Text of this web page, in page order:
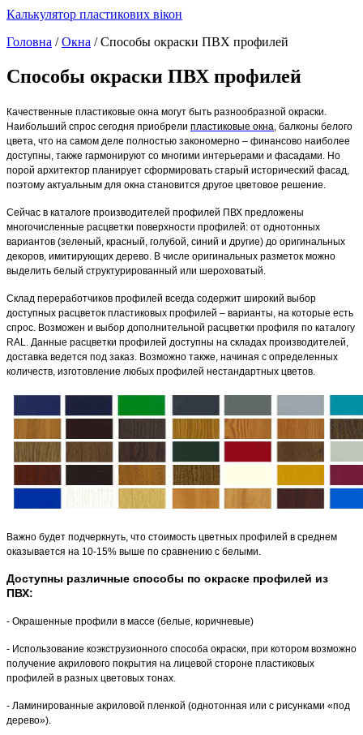
Калькулятор пластикових вікон
Головна /Окна /Способы окраски ПВХ профилей
Способы окраски ПВХ профилей
Качественные пластиковые окна могут быть разнообразной окраски.
Наибольший спрос сегодня приобрели пластиковые окна, балконы белого
цвета, что на самом деле полностью закономерно – финансово наиболее
доступны, также гармонируют со многими интерьерами и фасадами. Но
порой архитектор планирует сформировать старый исторический фасад,
поэтому актуальным для окна становится другое цветовое решение.
Сейчас в каталоге производителей профилей ПВХ предложены
многочисленные расцветки поверхности профилей: от однотонных
вариантов (зеленый, красный, голубой, синий и другие) до оригинальных
декоров, имитирующих дерево. В числе оригинальных разметок можно
выделить белый структурированный или шероховатый.
Склад переработчиков профилей всегда содержит широкий выбор
доступных расцветок пластиковых профилей – варианты, на которые есть
спрос. Возможен и выбор дополнительной расцветки профиля по каталогу
RAL. Данные расцветки профилей доступны на складах производителей,
доставка ведется под заказ. Возможно также, начиная с определенных
количеств, изготовление любых профилей нестандартных цветов.
Важно будет подчеркнуть, что стоимость цветных профилей в среднем
оказывается на 10-15% выше по сравнению с белыми.
Доступны различные способы по окраске профилей из
ПВХ:
- Окрашенные профили в массе (белые, коричневые)
- Использование коэкструзионного способа окраски, при котором возможно
получение акрилового покрытия на лицевой стороне пластиковых
профилей в разных цветовых тонах.
- Ламинированные акриловой пленкой (однотонная или с рисунками «под
дерево»).